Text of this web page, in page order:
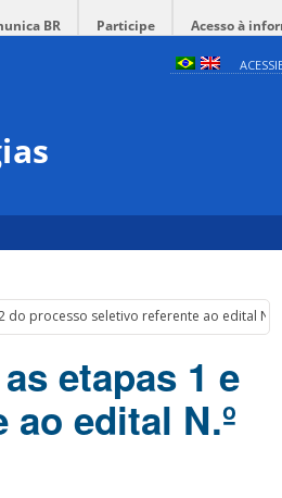
BR Participe Acesso à
processo seletivo referente ao edital N.º
etapas 1 e
edital N.º